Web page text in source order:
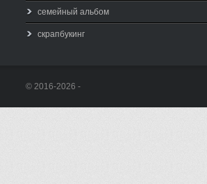
семейный альбом
скрапбукинг
© 2016-2026 -